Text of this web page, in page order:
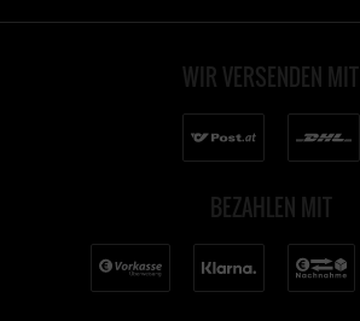
WIR VERSENDEN MIT
BEZAHLEN MIT